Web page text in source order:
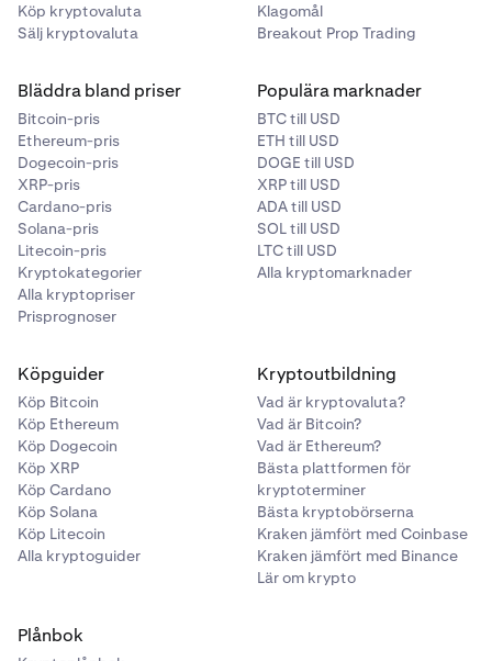
BLUR
PF_BNTUSD
BNT
Bancor
PF_BOMEUSD
BOME
PF_BRETTUSD
BRETT
Brett
Baby Shark Universe
Köp kryptovaluta
Sälj kryptovaluta
Klagomål
Breakout Prop Trading
Bläddra bland priser
Bitcoin-pris
Ethereum-pris
Dogecoin-pris
XRP-pris
Cardano-pris
Solana-pris
Litecoin-pris
Kryptokategorier
Alla kryptopriser
Prisprognoser
Populära marknader
BTC till USD
ETH till USD
DOGE till USD
XRP till USD
ADA till USD
SOL till USD
LTC till USD
Alla kryptomarknader
Köpguider
Köp Bitcoin
Köp Ethereum
Köp Dogecoin
Köp XRP
Köp Cardano
Köp Solana
Köp Litecoin
Alla kryptoguider
Kryptoutbildning
Vad är kryptovaluta?
Vad är Bitcoin?
Vad är Ethereum?
Bästa plattformen för
kryptoterminer
Bästa kryptobörserna
Kraken jämfört med Coinbase
Kraken jämfört med Binance
Lär om krypto
Plånbok